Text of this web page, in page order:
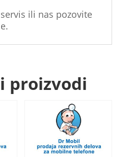
ili nas pozovite
proizvodi